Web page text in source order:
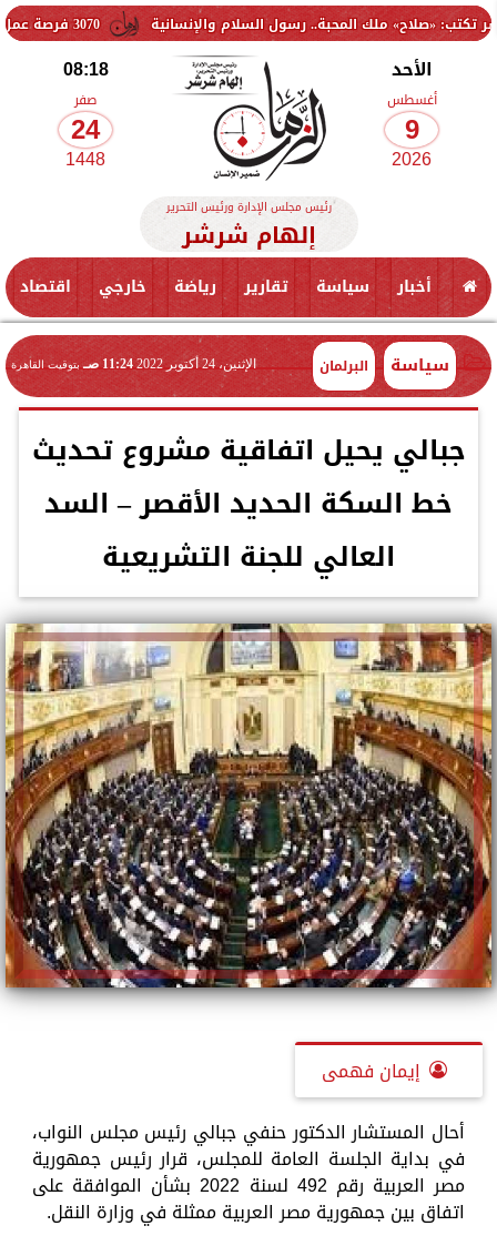
3070 فرصة عمل جديدة بالقطاع الخاص.. وظائف برواتب تصل إلى 9500 جنيه المحبة.. رسول السلام والإنسانية
الأحد
أغسطس
9
2026
08:18
صفر
24
1448
رئيس مجلس الإدارة ورئيس التحرير
إلهام شرشر
أخبار سياسة تقارير رياضة خارجي اقتصاد
سياسة البرلمان الإثنين، 24 أكتوبر 2022 11:24 صـ بتوقيت القاهرة
جبالي يحيل اتفاقية مشروع تحديث
خط السكة الحديد الأقصر – السد
العالي للجنة التشريعية
إيمان فهمى
أحال المستشار الدكتور حنفي جبالي رئيس مجلس النواب،
في بداية الجلسة العامة للمجلس، قرار رئيس جمهورية
مصر العربية رقم 492 لسنة 2022 بشأن الموافقة على
اتفاق بين جمهورية مصر العربية ممثلة في وزارة النقل.